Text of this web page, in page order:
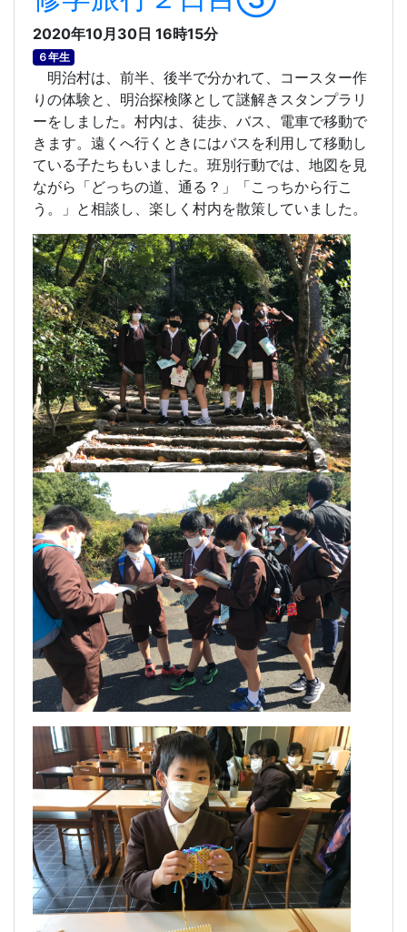
2020年10月30日 16時15分
６年生
明治村は、前半、後半で分かれて、コースター作
りの体験と、明治探検隊として謎解きスタンプラリ
ーをしました。村内は、徒歩、バス、電車で移動で
きます。遠くへ行くときにはバスを利用して移動し
ている子たちもいました。班別行動では、地図を見
ながら「どっちの道、通る？」「こっちから行こ
う。」と相談し、楽しく村内を散策していました。